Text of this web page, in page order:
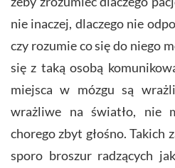
nie inaczej, dlaczego nie
czy rozumie co się do niego
się z taką osobą
miejsca w mózgu są
wrażliwe na światło, nie
chorego zbyt głośno. Takich
sporo broszur radzących